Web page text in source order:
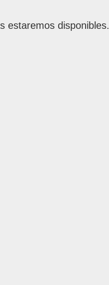
estaremos disponibles.